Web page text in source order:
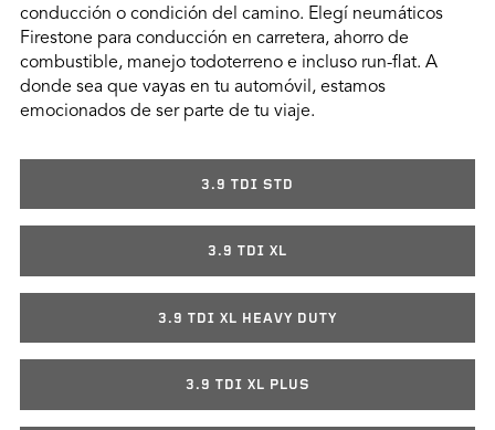
conducción o condición del camino. Elegí neumáticos
Firestone para conducción en carretera, ahorro de
combustible, manejo todoterreno e incluso run-flat. A
donde sea que vayas en tu automóvil, estamos
emocionados de ser parte de tu viaje.
3.9 TDI STD
3.9 TDI XL
3.9 TDI XL HEAVY DUTY
3.9 TDI XL PLUS